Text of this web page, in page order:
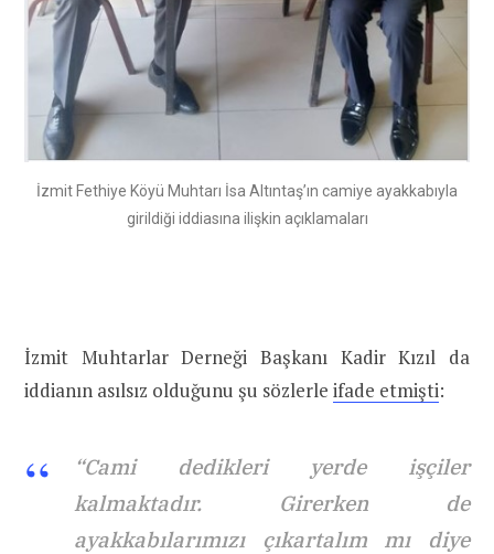
İzmit Fethiye Köyü Muhtarı İsa Altıntaş’ın camiye ayakkabıyla
girildiği iddiasına ilişkin açıklamaları
İzmit Muhtarlar Derneği Başkanı Kadir Kızıl da
iddianın asılsız olduğunu şu sözlerle ifade etmişti:
“Cami dedikleri yerde işçiler
kalmaktadır. Girerken de
ayakkabılarımızı çıkartalım mı diye